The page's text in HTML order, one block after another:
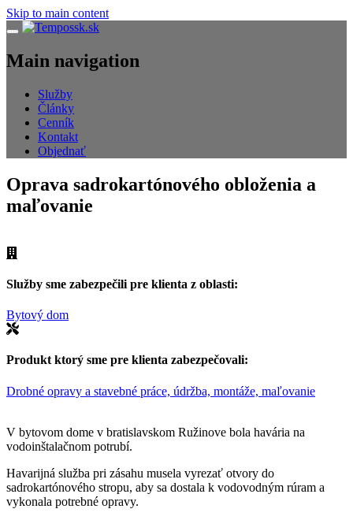
Skip to main content
Navigácia
Main navigation
Služby
Články
Cenník
Kontakt
Objednať
Oprava sadrokartónového obloženia a
maľovanie
Služby sme zabezpečili pre klienta z oblasti:
Bytový dom
Produkt ktorý sme pre klienta zabezpečovali:
Drobné opravy a stavebné práce, údržba, montáže, maľovanie
V bytovom dome v bratislavskom Ružinove bola havária na
vodoinštalačnom potrubí.
Havarijná služba pri zásahu musela vyrezať otvory do
sadrokartónového stropu, aby sa dostala k vodovodným rúram a
vykonala potrebné opravy.